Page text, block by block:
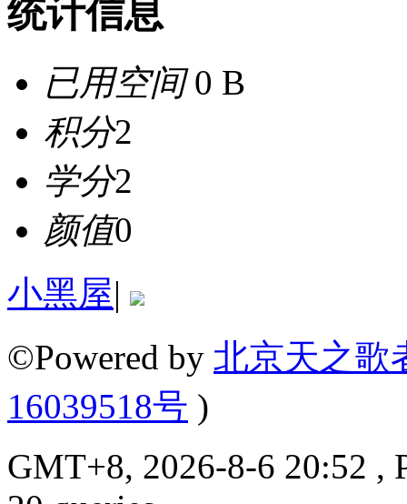
统计信息
已用空间0 B
积分2
学分2
颜值0
小黑屋|
©Powered by 北京天之歌
16039518号 )
GMT+8, 2026-8-6 20:52 ,